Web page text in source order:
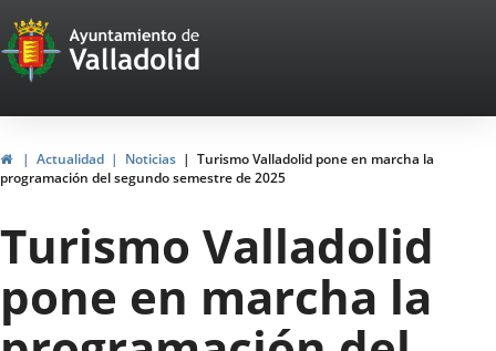
Portal
Web
del
Ayuntamiento
de
Valladolid
HomeActualidad Noticias
Turismo Valladolid pone en marcha la
programación del segundo semestre de 2025
Turismo Valladolid
pone en marcha la